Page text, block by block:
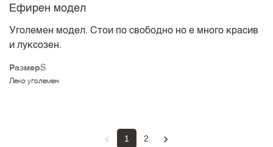
РазмерS
Леко уголемен
Ефирен модел
Уголемен модел. Стои по свободно но е много красив
и луксозен.
‹ 1 2 ›